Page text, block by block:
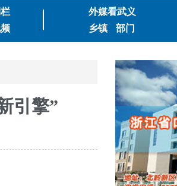
外媒看武义
乡镇
部门
引擎”